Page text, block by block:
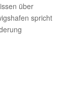
über
spricht